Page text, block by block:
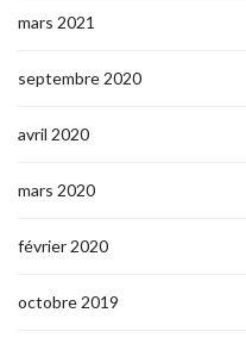
mars 2021
septembre 2020
avril 2020
mars 2020
février 2020
octobre 2019